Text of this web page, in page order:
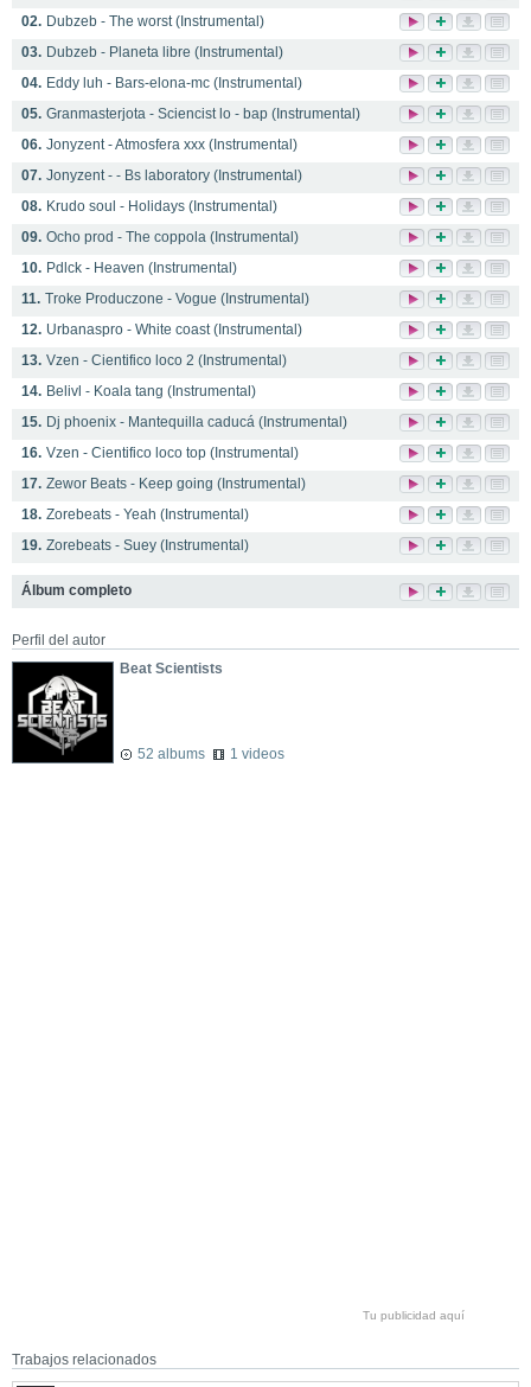
02. Dubzeb - The worst (Instrumental)
03. Dubzeb - Planeta libre (Instrumental)
04. Eddy luh - Bars-elona-mc (Instrumental)
05. Granmasterjota - Sciencist lo - bap (Instrumental)
06. Jonyzent - Atmosfera xxx (Instrumental)
07. Jonyzent - - Bs laboratory (Instrumental)
08. Krudo soul - Holidays (Instrumental)
09. Ocho prod - The coppola (Instrumental)
10. Pdlck - Heaven (Instrumental)
11. Troke Produczone - Vogue (Instrumental)
12. Urbanaspro - White coast (Instrumental)
13. Vzen - Cientifico loco 2 (Instrumental)
14. Belivl - Koala tang (Instrumental)
15. Dj phoenix - Mantequilla caducá (Instrumental)
16. Vzen - Cientifico loco top (Instrumental)
17. Zewor Beats - Keep going (Instrumental)
18. Zorebeats - Yeah (Instrumental)
19. Zorebeats - Suey (Instrumental)
Álbum completo
Perfil del autor
Beat Scientists
52 albums 1 videos
Tu publicidad aquí
Trabajos relacionados